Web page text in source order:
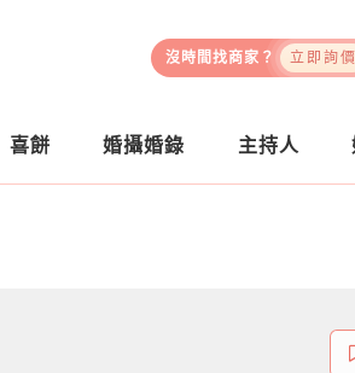
沒時間找商家？ 立即詢價
喜餅 婚攝婚錄 主持人